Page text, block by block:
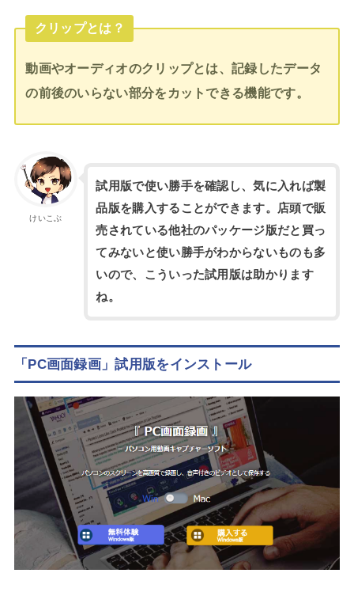
クリップとは？
動画やオーディオのクリップとは、記録したデータ
の前後のいらない部分をカットできる機能です。
けいこぶ
試用版で使い勝手を確認し、気に入れば製
品版を購入することができます。店頭で販
売されている他社のパッケージ版だと買っ
てみないと使い勝手がわからないものも多
いので、こういった試用版は助かります
ね。
「PC画面録画」試用版をインストール